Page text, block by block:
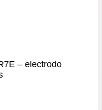
– electrodo